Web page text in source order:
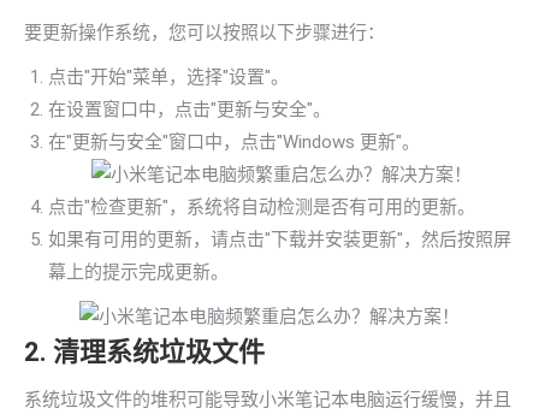
要更新操作系统，您可以按照以下步骤进行：
点击"开始"菜单，选择"设置"。
在设置窗口中，点击"更新与安全"。
在"更新与安全"窗口中，点击"Windows 更新"。
点击"检查更新"，系统将自动检测是否有可用的更新。
如果有可用的更新，请点击"下载并安装更新"，然后按照屏
幕上的提示完成更新。
2. 清理系统垃圾文件
系统垃圾文件的堆积可能导致小米笔记本电脑运行缓慢，并且